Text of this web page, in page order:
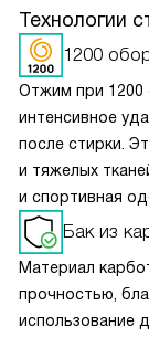
Технологии
1200
Отжим при 1200
интенсивное
после стирки.
и тяжелых
и спортивная
сократить
белье
необходимость
и экономит
Бак из
Материал
прочностью,
использование